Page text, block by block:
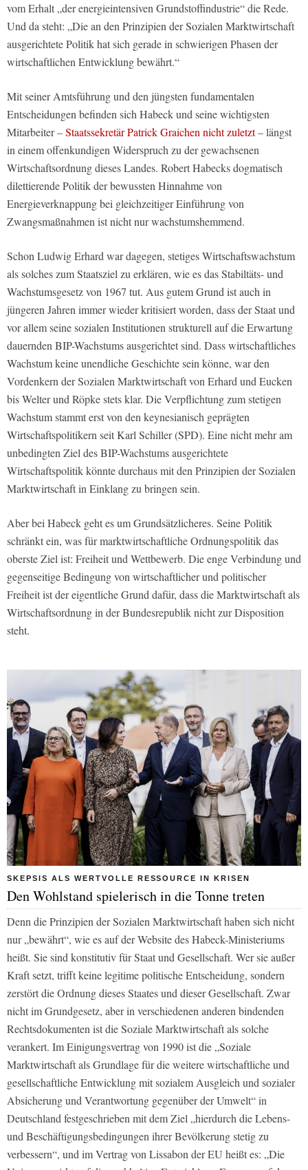
vom Erhalt „der energieintensiven Grundstoffindustrie“ die Rede.
Und da steht: „Die an den Prinzipien der Sozialen Marktwirtschaft
ausgerichtete Politik hat sich gerade in schwierigen Phasen der
wirtschaftlichen Entwicklung bewährt.“
Mit seiner Amtsführung und den jüngsten fundamentalen
Entscheidungen befinden sich Habeck und seine wichtigsten
Mitarbeiter –Staatssekretär Patrick Graichen nicht zuletzt– längst
in einem offenkundigen Widerspruch zu der gewachsenen
Wirtschaftsordnung dieses Landes. Robert Habecks dogmatisch
dilettierende Politik der bewussten Hinnahme von
Energieverknappung bei gleichzeitiger Einführung von
Zwangsmaßnahmen ist nicht nur wachstumshemmend.
Schon Ludwig Erhard war dagegen, stetiges Wirtschaftswachstum
als solches zum Staatsziel zu erklären, wie es das Stabiltäts- und
Wachstumsgesetz von 1967 tut. Aus gutem Grund ist auch in
jüngeren Jahren immer wieder kritisiert worden, dass der Staat und
vor allem seine sozialen Institutionen strukturell auf die Erwartung
dauernden BIP-Wachstums ausgerichtet sind. Dass wirtschaftliches
Wachstum keine unendliche Geschichte sein könne, war den
Vordenkern der Sozialen Marktwirtschaft von Erhard und Eucken
bis Welter und Röpke stets klar. Die Verpflichtung zum stetigen
Wachstum stammt erst von den keynesianisch geprägten
Wirtschaftspolitikern seit Karl Schiller (SPD). Eine nicht mehr am
unbedingten Ziel des BIP-Wachstums ausgerichtete
Wirtschaftspolitik könnte durchaus mit den Prinzipien der Sozialen
Marktwirtschaft in Einklang zu bringen sein.
Aber bei Habeck geht es um Grundsätzlicheres. Seine Politik
schränkt ein, was für marktwirtschaftliche Ordnungspolitik das
oberste Ziel ist: Freiheit und Wettbewerb. Die enge Verbindung und
gegenseitige Bedingung von wirtschaftlicher und politischer
Freiheit ist der eigentliche Grund dafür, dass die Marktwirtschaft als
Wirtschaftsordnung in der Bundesrepublik nicht zur Disposition
steht.
SKEPSIS ALS WERTVOLLE RESSOURCE IN KRISEN
Den Wohlstand spielerisch in die Tonne treten
Denn die Prinzipien der Sozialen Marktwirtschaft haben sich nicht
nur „bewährt“, wie es auf der Website des Habeck-Ministeriums
heißt. Sie sind konstitutiv für Staat und Gesellschaft. Wer sie außer
Kraft setzt, trifft keine legitime politische Entscheidung, sondern
zerstört die Ordnung dieses Staates und dieser Gesellschaft. Zwar
nicht im Grundgesetz, aber in verschiedenen anderen bindenden
Rechtsdokumenten ist die Soziale Marktwirtschaft als solche
verankert. Im Einigungsvertrag von 1990 ist die „Soziale
Marktwirtschaft als Grundlage für die weitere wirtschaftliche und
gesellschaftliche Entwicklung mit sozialem Ausgleich und sozialer
Absicherung und Verantwortung gegenüber der Umwelt“ in
Deutschland festgeschrieben mit dem Ziel „hierdurch die Lebens-
und Beschäftigungsbedingungen ihrer Bevölkerung stetig zu
verbessern“, und im Vertrag von Lissabon der EU heißt es: „Die